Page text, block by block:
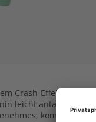
Crash-Effekt auf
leicht antailliert
komfortables